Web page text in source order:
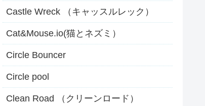
Castle Wreck （キャッスルレック）
Cat&Mouse.io(猫とネズミ）
Circle Bouncer
Circle pool
Clean Road （クリーンロード）